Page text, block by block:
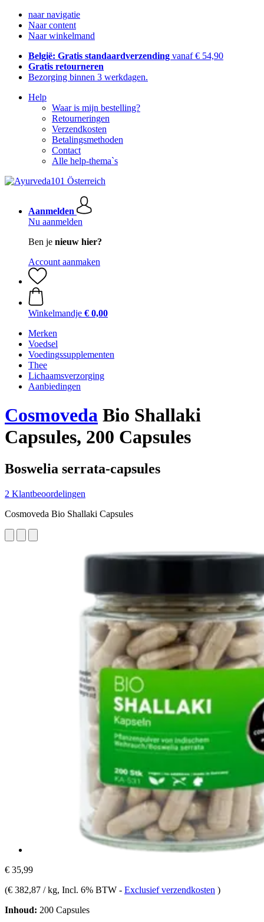
naar navigatie
Naar content
Naar winkelmand
België: Gratis standaardverzending vanaf € 54,90
Gratis retourneren
Bezorging binnen 3 werkdagen.
Help
Waar is mijn bestelling?
Retourneringen
Verzendkosten
Betalingsmethoden
Contact
Alle help-thema`s
Aanmelden
Nu aanmelden
Ben je nieuw hier?
Account aanmaken
Winkelmandje € 0,00
Merken
Voedsel
Voedingssupplementen
Thee
Lichaamsverzorging
Aanbiedingen
Cosmoveda Bio Shallaki
Capsules, 200 Capsules
Boswelia serrata-capsules
2 Klantbeoordelingen
Cosmoveda Bio Shallaki Capsules
€ 35,99
(€ 382,87 / kg, Incl. 6% BTW - Exclusief verzendkosten )
Inhoud: 200 Capsules